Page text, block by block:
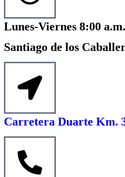
Lunes-Viernes 8:00
Santiago de los
Carretera Duarte Km.